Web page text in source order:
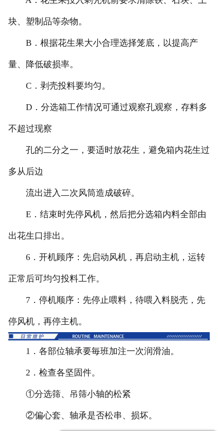
块、塑制品等杂物。
B．根据花生果大小合理选择笼底，以提高产
量、降低破损率。
C．剥壳投料要均匀。
D．分选箱工作情况可通过观察孔观察，存料多
不超过现察
孔的二分之一，要适时放花生，避免箱内花生过
多从后边
流出进入二次风筒造成破碎。
E．结束时先停风机，然后把分选箱内料全部由
出花生口排出。
6．开机顾序：先启动风机，再启动主机，运转
正常后可均匀投料工作。
7．停机顺序：先停止喂料，待喂入料脱壳，先
停风机，再停主机。
1．各部位轴承要毎班加注一次润滑油。
2．检查各坚固件。
①分选筛、吊筛小轴的松紧
②偏心套、轴承是否松串、损坏。